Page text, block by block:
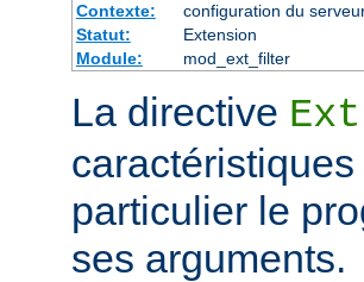
Contexte:
configuration du
Statut:
Extension
Module:
mod_ext_filter
La directive
particulier le
ses arguments.